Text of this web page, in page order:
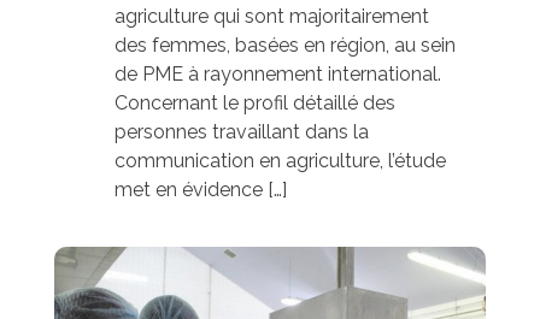
agriculture qui sont majoritairement
des femmes, basées en région, au sein
de PME à rayonnement international.
Concernant le profil détaillé des
personnes travaillant dans la
communication en agriculture, l’étude
met en évidence […]